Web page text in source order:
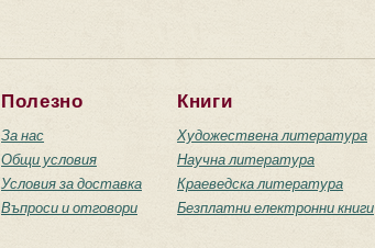
Полезно
За нас
Общи условия
Условия за доставка
Въпроси и отговори
Книги
Художествена литература
Научна литература
Краеведска литература
Безплатни електронни книги